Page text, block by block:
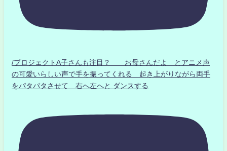
/プロジェクトA子さんも注目？ お母さんだよ とアニメ声
の可愛いらしい声で手を振ってくれる 起き上がりながら両手
をパタパタさせて 右へ左へと ダンスする